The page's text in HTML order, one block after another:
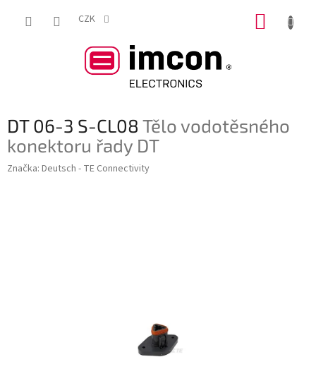
CZK
DT 06-3 S-CL08 Tělo vodotěsného
konektoru řady DT
Značka: Deutsch - TE Connectivity